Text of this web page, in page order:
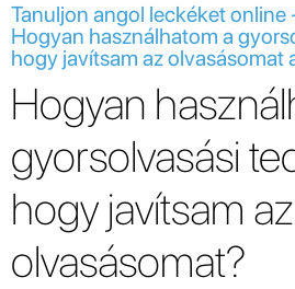
Tanuljon angol leckéket
Hogyan használhatom a
hogy javítsam az olvasásomat
Hogyan
gyorsolvasási
hogy javítsam
olvasásomat?